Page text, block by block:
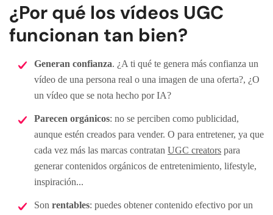
¿Por qué los vídeos UGC
funcionan tan bien?
Generan confianza. ¿A ti qué te genera más confianza un
vídeo de una persona real o una imagen de una oferta?, ¿O
un vídeo que se nota hecho por IA?
Parecen orgánicos: no se perciben como publicidad,
aunque estén creados para vender. O para entretener, ya que
cada vez más las marcas contratan UGC creators para
generar contenidos orgánicos de entretenimiento, lifestyle,
inspiración...
Son rentables: puedes obtener contenido efectivo por un